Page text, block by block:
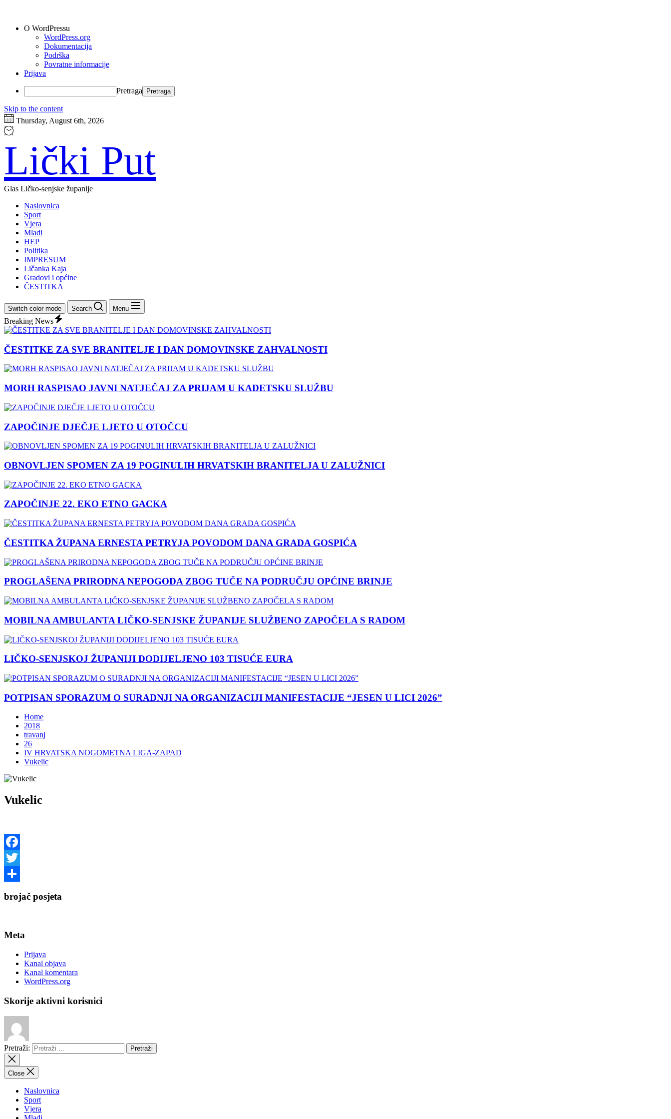
O WordPressu
WordPress.org
Dokumentacija
Podrška
Povratne informacije
Prijava
Pretraga
Skip to the content
Thursday, August 6th, 2026
Lički Put
Glas Ličko-senjske županije
Naslovnica
Sport
Vjera
Mladi
HEP
Politika
IMPRESUM
Ličanka Kaja
Gradovi i općine
ČESTITKA
Switch color mode Search Menu
Breaking News
ČESTITKE ZA SVE BRANITELJE I DAN DOMOVINSKE ZAHVALNOSTI
MORH RASPISAO JAVNI NATJEČAJ ZA PRIJAM U KADETSKU SLUŽBU
ZAPOČINJE DJEČJE LJETO U OTOČCU
OBNOVLJEN SPOMEN ZA 19 POGINULIH HRVATSKIH BRANITELJA U ZALUŽNICI
ZAPOČINJE 22. EKO ETNO GACKA
ČESTITKA ŽUPANA ERNESTA PETRYJA POVODOM DANA GRADA GOSPIĆA
PROGLAŠENA PRIRODNA NEPOGODA ZBOG TUČE NA PODRUČJU OPĆINE BRINJE
MOBILNA AMBULANTA LIČKO-SENJSKE ŽUPANIJE SLUŽBENO ZAPOČELA S RADOM
LIČKO-SENJSKOJ ŽUPANIJI DODIJELJENO 103 TISUĆE EURA
POTPISAN SPORAZUM O SURADNJI NA ORGANIZACIJI MANIFESTACIJE “JESEN U LICI 2026”
Home
2018
travanj
26
IV HRVATSKA NOGOMETNA LIGA-ZAPAD
Vukelic
Vukelic
Facebook
Twitter
brojač posjeta
Meta
Prijava
Kanal objava
Kanal komentara
WordPress.org
Skorije aktivni korisnici
Pretraži:
Close
Naslovnica
Sport
Vjera